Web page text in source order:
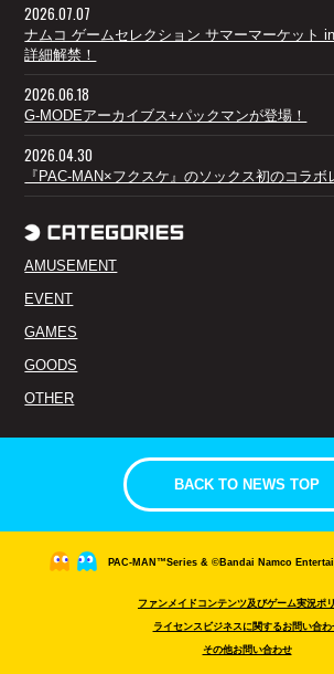
2026.07.07
ナムコ ゲームセレクション サマーマーケット
詳細解禁！
2026.06.18
G-MODEアーカイブス+パックマンが登場！
2026.04.30
『PAC-MAN×フクスケ』のソックス初のコラボ
AMUSEMENT
EVENT
GAMES
GOODS
OTHER
BACK TO NEWS TOP
PAC-MAN™Series & ©Bandai Namco
ファンメイドコンテンツ及びゲーム実況ポ
ライセンスビジネスに関するお問い合わ
その他お問い合わせ